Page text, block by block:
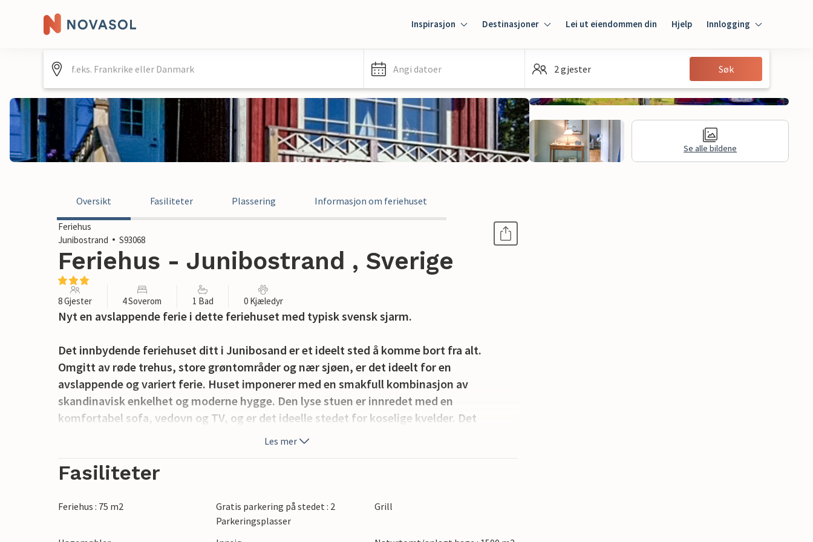
Inspirasjon Destinasjoner Lei ut eiendommen din Hjelp Innlogging
Innlogging
Gjest
Angi datoer 2 gjester Søk
Se alle bildene
Oversikt Fasiliteter Plassering Informasjon om feriehuset
Feriehus
Junibostrand
S93068
Feriehus - Junibostrand , Sverige
8 Gjester 4 Soverom 1 Bad 0 Kjæledyr
Nyt en avslappende ferie i dette feriehuset med typisk svensk sjarm.
Det innbydende feriehuset ditt i Junibosand er et ideelt sted å komme bort fra alt.
Omgitt av røde trehus, store grøntområder og nær sjøen, er det ideelt for en
avslappende og variert ferie. Huset imponerer med en smakfull kombinasjon av
skandinavisk enkelhet og moderne hygge. Den lyse stuen er innredet med en
komfortabel sofa, vedovn og TV, og er det ideelle stedet for koselige kvelder. Det
praktiske kjøkkenet har alt du trenger for å tilberede måltider.
På verandaen er det rikelig med sitteplasser som innbyr til avslapning. Bruk grillen til en
omkringliggende naturen. I hagen er det plass til at barna kan leke eller bare slappe av.
Gå turer på den nærliggende stranden eller utforsk det pittoreske kystlandskapet. I
Les mer
Fasiliteter
Feriehus : 75 m2
Gratis parkering på stedet : 2
Parkeringsplasser
Grill